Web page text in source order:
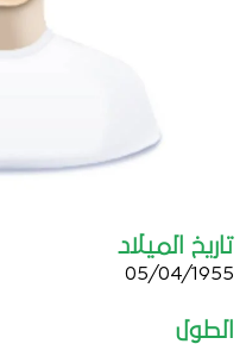
تاريخ الميلاد
05/04/1955
الطول